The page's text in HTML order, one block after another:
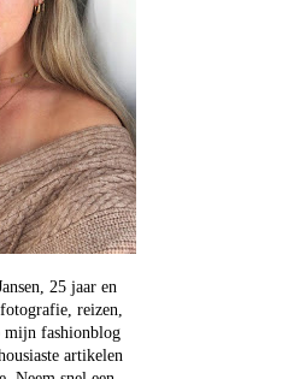
25 jaar en
reizen,
fashionblog
artikelen